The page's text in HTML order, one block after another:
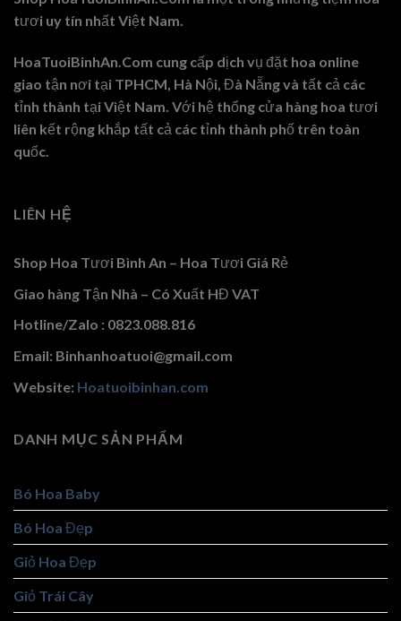
tươi uy tín nhất Việt Nam.
HoaTuoiBinhAn.Com cung cấp dịch vụ đặt hoa online
giao tận nơi tại TPHCM, Hà Nội, Đà Nẵng và tất cả các
tỉnh thành tại Việt Nam. Với hệ thống cửa hàng hoa tươi
liên kết rộng khắp tất cả các tỉnh thành phố trên toàn
quốc.
LIÊN HỆ
Shop Hoa Tươi Bình An – Hoa Tươi Giá Rẻ
Giao hàng Tận Nhà – Có Xuất HĐ VAT
Hotline/Zalo : 0823.088.816
Email: Binhanhoatuoi@gmail.com
Website: Hoatuoibinhan.com
DANH MỤC SẢN PHẨM
Bó Hoa Baby
Bó Hoa Đẹp
Giỏ Hoa Đẹp
Giỏ Trái Cây